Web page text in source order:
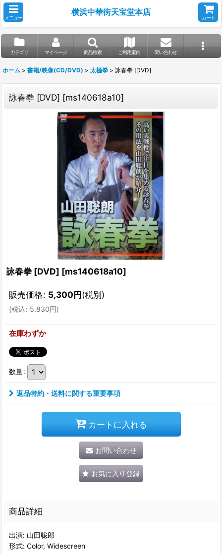
メニュー
横浜中華街天宝堂本店
カート
カテゴリ マイページ 商品検索 ご利用案内 問い合わせ
ホーム > 書籍/映像(CD/DVD) > 太極拳 > 詠春拳 [DVD]
詠春拳 [DVD] [ms140618a10]
詠春拳 [DVD] [ms140618a10]
販売価格: 5,300円(税別)
(税込: 5,830円)
在庫わずか
数量:
返品特約・送料に関する重要事項
カートに入れる
お問い合わせ
お気に入り登録
商品詳細
出演: 山田聡郎
形式: Color, Widescreen